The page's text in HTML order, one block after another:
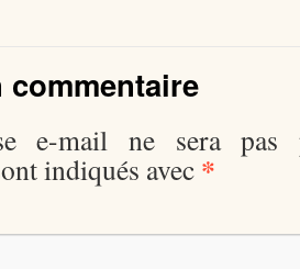
commentaire
e-mail ne sera pas
indiqués avec *